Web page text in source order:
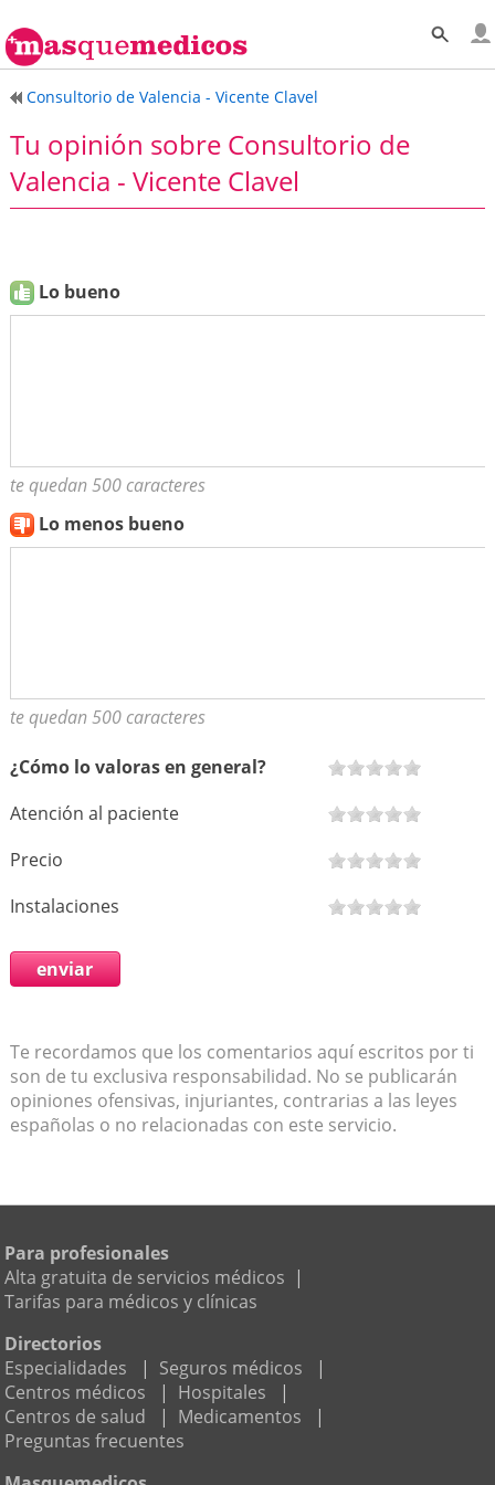
Consultorio de Valencia - Vicente Clavel
Tu opinión sobre Consultorio de
Valencia - Vicente Clavel
Lo bueno
te quedan 500 caracteres
Lo menos bueno
te quedan 500 caracteres
¿Cómo lo valoras en general?
Atención al paciente
Precio
Instalaciones
Te recordamos que los comentarios aquí escritos por ti
son de tu exclusiva responsabilidad. No se publicarán
opiniones ofensivas, injuriantes, contrarias a las leyes
españolas o no relacionadas con este servicio.
Para profesionales
Alta gratuita de servicios médicos |
Tarifas para médicos y clínicas
Directorios
Especialidades
| Seguros médicos
|
Centros médicos
| Hospitales
|
Centros de salud
| Medicamentos
|
Preguntas frecuentes